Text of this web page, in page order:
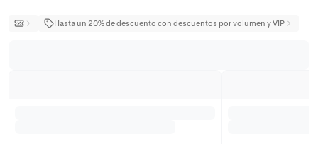
Hasta un 20% de descuento con descuentos por volumen y VIP